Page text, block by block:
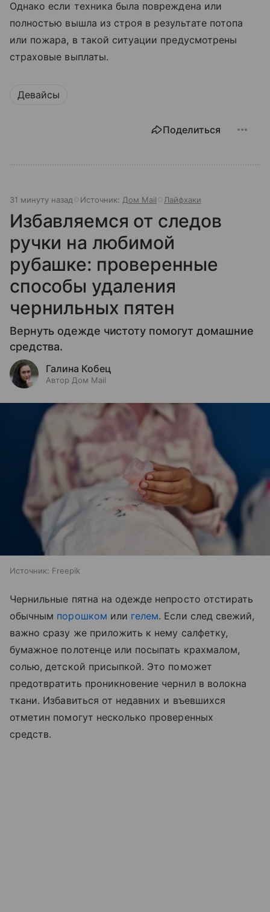
Однако если техника была повреждена или
полностью вышла из строя в результате потопа
или пожара, в такой ситуации предусмотрены
страховые выплаты.
Девайсы
Поделиться
31 минуту назад Источник: Дом Mail Лайфхаки
Избавляемся от следов
ручки на любимой
рубашке: проверенные
способы удаления
чернильных пятен
Вернуть одежде чистоту помогут домашние
средства.
Галина Кобец
Автор Дом Mail
Источник: Freepik
Чернильные пятна на одежде непросто отстирать
обычным порошком или гелем. Если след свежий,
важно сразу же приложить к нему салфетку,
бумажное полотенце или посыпать крахмалом,
солью, детской присыпкой. Это поможет
предотвратить проникновение чернил в волокна
ткани. Избавиться от недавних и въевшихся
отметин помогут несколько проверенных
средств.